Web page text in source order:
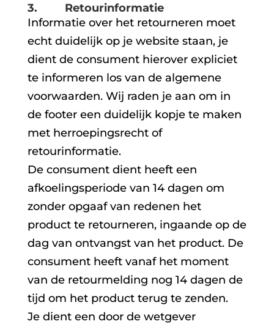
3. Retourinformatie
Informatie over het retourneren moet
echt duidelijk op je website staan, je
dient de consument hierover expliciet
te informeren los van de algemene
voorwaarden. Wij raden je aan om in
de footer een duidelijk kopje te maken
met herroepingsrecht of
retourinformatie.
De consument dient heeft een
afkoelingsperiode van 14 dagen om
zonder opgaaf van redenen het
product te retourneren, ingaande op de
dag van ontvangst van het product. De
consument heeft vanaf het moment
van de retourmelding nog 14 dagen de
tijd om het product terug te zenden.
Je dient een door de wetgever